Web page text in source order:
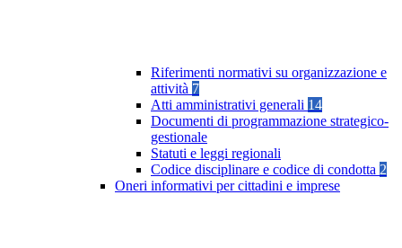
Riferimenti normativi su organizzazione e
attività 7
Atti amministrativi generali 14
Documenti di programmazione strategico-
gestionale
Statuti e leggi regionali
Codice disciplinare e codice di condotta 2
Oneri informativi per cittadini e imprese